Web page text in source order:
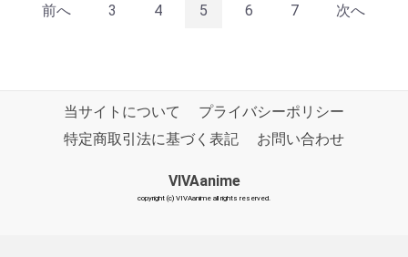
前へ 3 4 5 6 7 次へ
当サイトについて
プライバシーポリシー
特定商取引法に基づく表記
お問い合わせ
VIVAanime
copyright (c) VIVAanime all rights reserved.